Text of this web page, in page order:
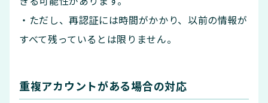
・ただし、再認証には時間がかかり、以前の情報が
すべて残っているとは限りません。
重複アカウントがある場合の対応